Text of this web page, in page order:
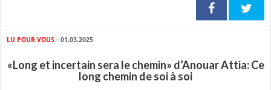
LU POUR VOUS - 01.03.2025
«Long et incertain sera le chemin» d’Anouar Attia: Ce
long chemin de soi à soi